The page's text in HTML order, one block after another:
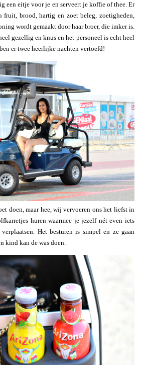
een eitje voor je en serveert je koffie of thee. Er
fruit, brood, hartig en zoet beleg, zoetigheden,
wordt gemaakt door haar broer, die imker is.
gezellig en knus en het personeel is echt heel
er twee heerlijke nachten vertoefd!
doen, maar hee, wij vervoeren ons het liefst in
huren waarmee je jezelf nét even iets
Het besturen is simpel en ze gaan
kind kan de was doen.